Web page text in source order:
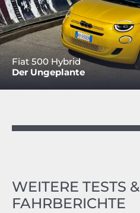
Fiat 500 Hybrid
Der Ungeplante
WEITERE TESTS &
FAHRBERICHTE